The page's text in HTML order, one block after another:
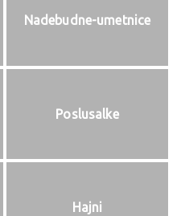
Nadebudne-umetnice
Poslusalke
Hajni